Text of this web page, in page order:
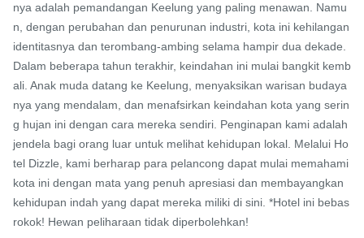
nya adalah pemandangan Keelung yang paling menawan. Namu
n, dengan perubahan dan penurunan industri, kota ini kehilangan
identitasnya dan terombang-ambing selama hampir dua dekade.
Dalam beberapa tahun terakhir, keindahan ini mulai bangkit kemb
ali. Anak muda datang ke Keelung, menyaksikan warisan budaya
nya yang mendalam, dan menafsirkan keindahan kota yang serin
g hujan ini dengan cara mereka sendiri. Penginapan kami adalah
jendela bagi orang luar untuk melihat kehidupan lokal. Melalui Ho
tel Dizzle, kami berharap para pelancong dapat mulai memahami
kota ini dengan mata yang penuh apresiasi dan membayangkan
kehidupan indah yang dapat mereka miliki di sini. *Hotel ini bebas
rokok! Hewan peliharaan tidak diperbolehkan!